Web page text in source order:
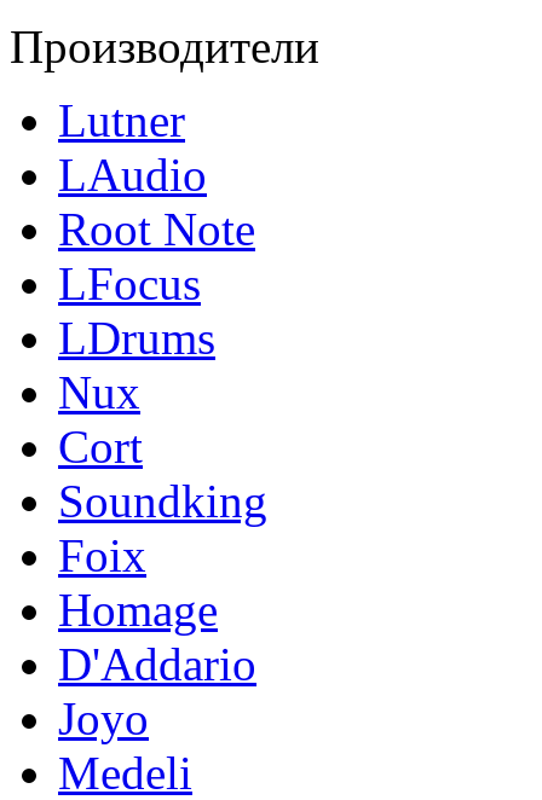
Производители
Lutner
LAudio
Root Note
LFocus
LDrums
Nux
Cort
Soundking
Foix
Homage
D'Addario
Joyo
Medeli